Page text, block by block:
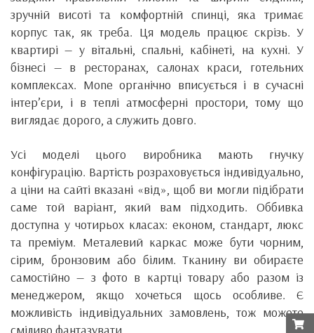
зручній висоті та комфортній спинці, яка тримає
корпус так, як треба. Ця модель працює скрізь. У
квартирі — у вітальні, спальні, кабінеті, на кухні. У
бізнесі — в ресторанах, салонах краси, готельних
комплексах. Mone органічно вписується і в сучасні
інтер’єри, і в теплі атмосферні простори, тому що
виглядає дорого, а служить довго.
Усі моделі цього виробника мають гнучку
конфігурацію. Вартість розраховується індивідуально,
а ціни на сайті вказані «від», щоб ви могли підібрати
саме той варіант, який вам підходить. Оббивка
доступна у чотирьох класах: економ, стандарт, люкс
та преміум. Металевий каркас може бути чорним,
сірим, бронзовим або білим. Тканину ви обираєте
самостійно — з фото в картці товару або разом із
менеджером, якщо хочеться щось особливе. Є
можливість індивідуальних замовлень, тож можете
сміливо фантазувати.